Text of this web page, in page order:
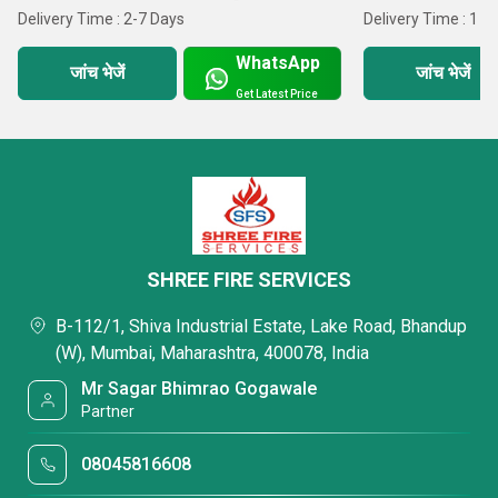
ईमानदारी यह है कि व्यवसाय कैसे संचालित किया जाता है।
प्रतिबद्धता वह है जो हम अपने प्रत्येक कर्मचारी, ग्राहक और समुदाय को बड़े
पैमाने पर देते हैं।
जो लगातार बदल रही है।
Delivery Time : 2-7 Days
जांच भेजें WhatsApp
Get Latest Price
Delivery Time : 1
जांच भेजें
SHREE FIRE SERVICES
B-112/1, Shiva Industrial Estate, Lake Road, Bhandup
(W), Mumbai, Maharashtra, 400078, India
Mr Sagar Bhimrao Gogawale
Partner
08045816608